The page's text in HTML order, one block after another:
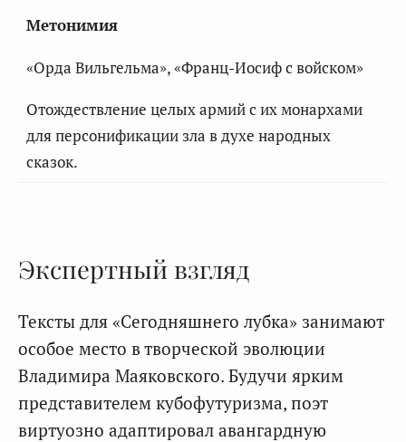
Метонимия
«Орда Вильгельма», «Франц-Иосиф с войском»
Отождествление целых армий с их монархами
для персонификации зла в духе народных
сказок.
Экспертный взгляд
Тексты для «Сегодняшнего лубка» занимают
особое место в творческой эволюции
Владимира Маяковского. Будучи ярким
представителем кубофутуризма, поэт
виртуозно адаптировал авангардную